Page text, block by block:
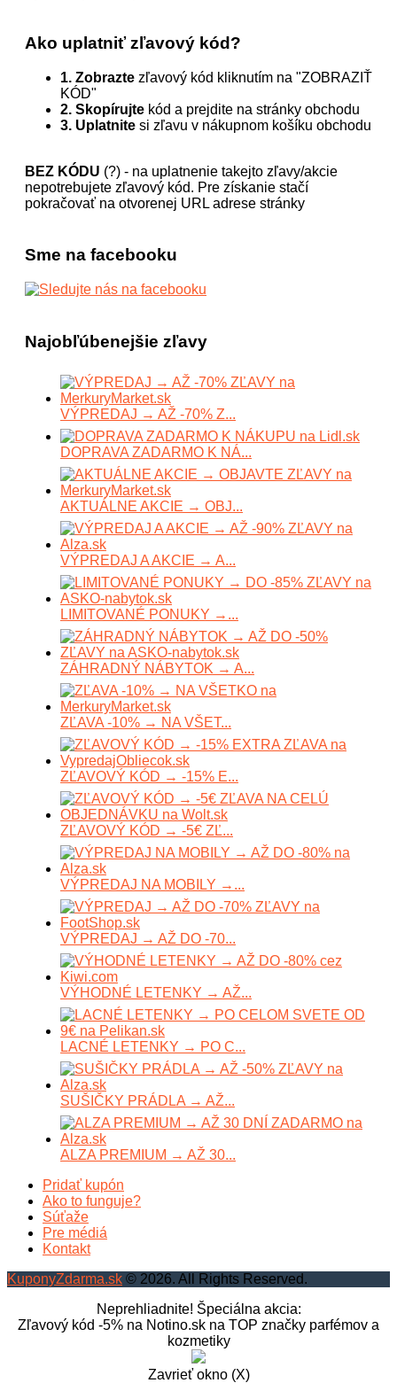
Ako uplatniť zľavový kód?
1. Zobrazte zľavový kód kliknutím na "ZOBRAZIŤ
KÓD"
2. Skopírujte kód a prejdite na stránky obchodu
3. Uplatnite si zľavu v nákupnom košíku obchodu
BEZ KÓDU (?) - na uplatnenie takejto zľavy/akcie
nepotrebujete zľavový kód. Pre získanie stačí
pokračovať na otvorenej URL adrese stránky
Sme na facebooku
Najobľúbenejšie zľavy
VÝPREDAJ → AŽ -70% Z...
DOPRAVA ZADARMO K NÁ...
AKTUÁLNE AKCIE → OBJ...
VÝPREDAJ A AKCIE → A...
LIMITOVANÉ PONUKY →...
ZÁHRADNÝ NÁBYTOK → A...
ZĽAVA -10% → NA VŠET...
ZĽAVOVÝ KÓD → -15% E...
ZĽAVOVÝ KÓD → -5€ ZĽ...
VÝPREDAJ NA MOBILY →...
VÝPREDAJ → AŽ DO -70...
VÝHODNÉ LETENKY → AŽ...
LACNÉ LETENKY → PO C...
SUŠIČKY PRÁDLA → AŽ...
ALZA PREMIUM → AŽ 30...
Pridať kupón
Ako to funguje?
Súťaže
Pre médiá
Kontakt
KuponyZdarma.sk © 2026. All Rights Reserved.
Neprehliadnite! Špeciálna akcia:
Zľavový kód -5% na Notino.sk na TOP značky parfémov a
kozmetiky
Zavrieť okno (X)